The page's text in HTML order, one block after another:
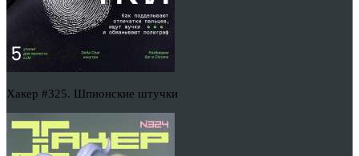
Хакер #325. Шпионские штучки